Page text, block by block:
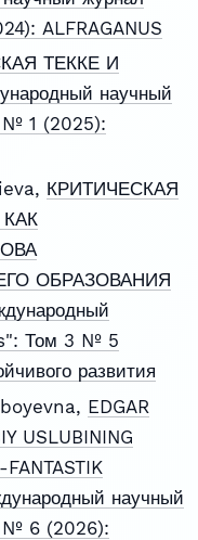
ALFRAGANUS
ТЕККЕ И
научный
№ 1 (2025):
КРИТИЧЕСКАЯ
ОБРАЗОВАНИЯ
Том 3 № 5
развития
EDGAR
USLUBINING
научный
№ 6 (2026):